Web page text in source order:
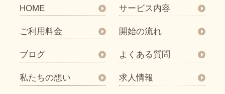
HOME サービス内容
ご利用料金 開始の流れ
ブログ よくある質問
私たちの想い 求人情報